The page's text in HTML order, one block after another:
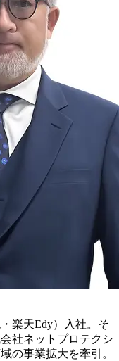
楽天Edy）入社。そ
社ネットプロテクシ
の事業拡大を牽引。